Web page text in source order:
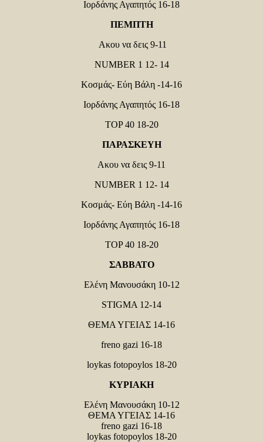
Ιορδάνης Αγαπητός 16-18
ΠΕΜΠΤΗ
Ακου να δεις 9-11
NUMBER 1 12- 14
Κοσμάς- Εύη Βάλη -14-16
Ιορδάνης Αγαπητός 16-18
TOP 40 18-20
ΠΑΡΑΣΚΕΥΗ
Ακου να δεις 9-11
NUMBER 1 12- 14
Κοσμάς- Εύη Βάλη -14-16
Ιορδάνης Αγαπητός 16-18
TOP 40 18-20
ΣΑΒΒΑΤΟ
Ελένη Μανουσάκη 10-12
STIGMA 12-14
ΘΕΜΑ ΥΓΕΙΑΣ 14-16
freno gazi 16-18
loykas fotopoylos 18-20
ΚΥΡΙΑΚH
Ελένη Μανουσάκη 10-12
ΘΕΜΑ ΥΓΕΙΑΣ 14-16
freno gazi 16-18
loykas fotopoylos 18-20